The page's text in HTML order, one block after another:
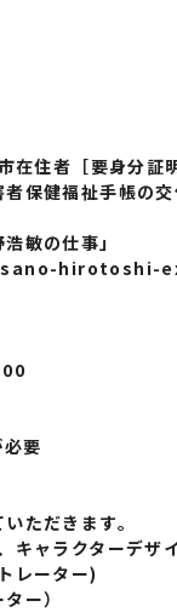
住者［要身分証明
保健福祉手帳の
敏の仕事」
hirotoshi-
要
ただきます。
ャラクターデザ
ーター)
ー）